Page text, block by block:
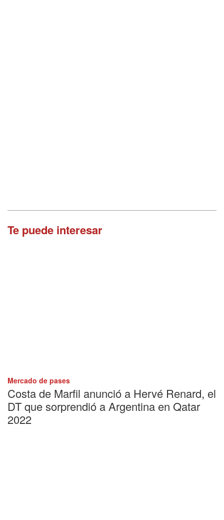
Te puede interesar
Mercado de pases
Costa de Marfil anunció a Hervé Renard, el
DT que sorprendió a Argentina en Qatar
2022